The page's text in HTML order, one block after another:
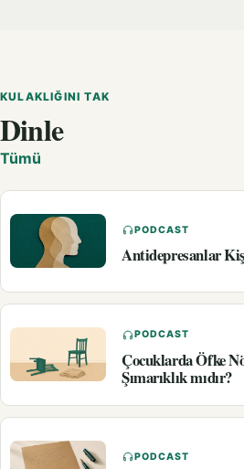
KULAKLIĞINI TAK
Dinle
Tümü
PODCAST
Antidepresanlar
PODCAST
Çocuklarda Öfke
Şımarıklık mıdır?
PODCAST